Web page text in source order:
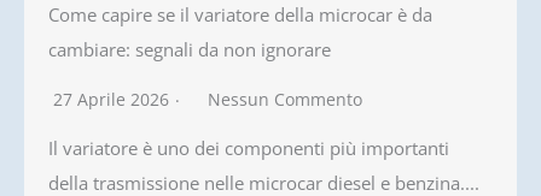
Come capire se il variatore della microcar è da
cambiare: segnali da non ignorare
27 Aprile 2026 Nessun Commento
Il variatore è uno dei componenti più importanti
della trasmissione nelle microcar diesel e benzina....